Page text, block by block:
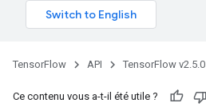
TensorFlow API TensorFlow v2.5.0
Ce contenu vous a-t-il été utile ?